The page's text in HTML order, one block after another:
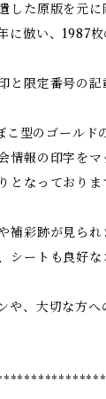
した原版を元
に倣い、1987
と限定番号の記
型のゴールド
情報の印字を
となっておりま
補彩跡が見ら
シートも良好な
や、大切な方